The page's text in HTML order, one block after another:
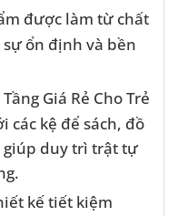
được làm từ chất
ổn định và bền
Giá Rẻ Cho Trẻ
các kệ để sách, đồ
giúp duy trì trật tự
kế tiết kiệm